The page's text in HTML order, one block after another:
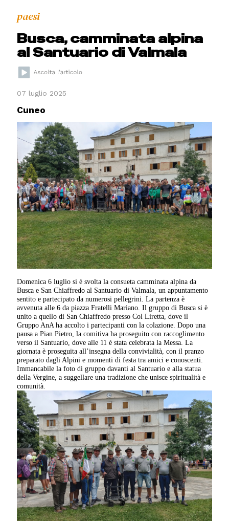
paesi
Busca, camminata alpina
al Santuario di Valmala
07 luglio 2025
Cuneo
Domenica 6 luglio si è svolta la consueta camminata alpina da
Busca e San Chiaffredo al Santuario di Valmala, un appuntamento
sentito e partecipato da numerosi pellegrini. La partenza è
avvenuta alle 6 da piazza Fratelli Mariano. Il gruppo di Busca si è
unito a quello di San Chiaffredo presso Col Liretta, dove il
Gruppo AnA ha accolto i partecipanti con la colazione. Dopo una
pausa a Pian Pietro, la comitiva ha proseguito con raccoglimento
verso il Santuario, dove alle 11 è stata celebrata la Messa. La
giornata è proseguita all’insegna della convivialità, con il pranzo
preparato dagli Alpini e momenti di festa tra amici e conoscenti.
Immancabile la foto di gruppo davanti al Santuario e alla statua
della Vergine, a suggellare una tradizione che unisce spiritualità e
comunità.